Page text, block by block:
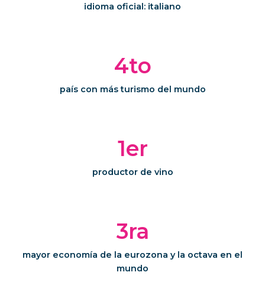
idioma oficial: italiano
4to
país con más turismo del mundo
1er
productor de vino
3ra
mayor economía de la eurozona y la octava en el
mundo